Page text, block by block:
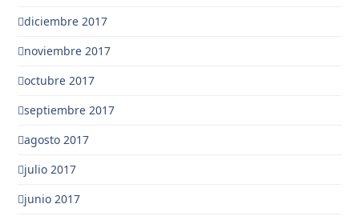
diciembre 2017
noviembre 2017
octubre 2017
septiembre 2017
agosto 2017
julio 2017
junio 2017